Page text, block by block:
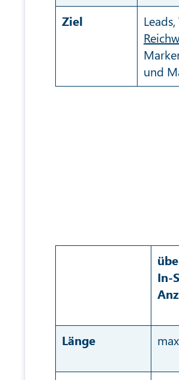
Ziel
und
In-
Länge